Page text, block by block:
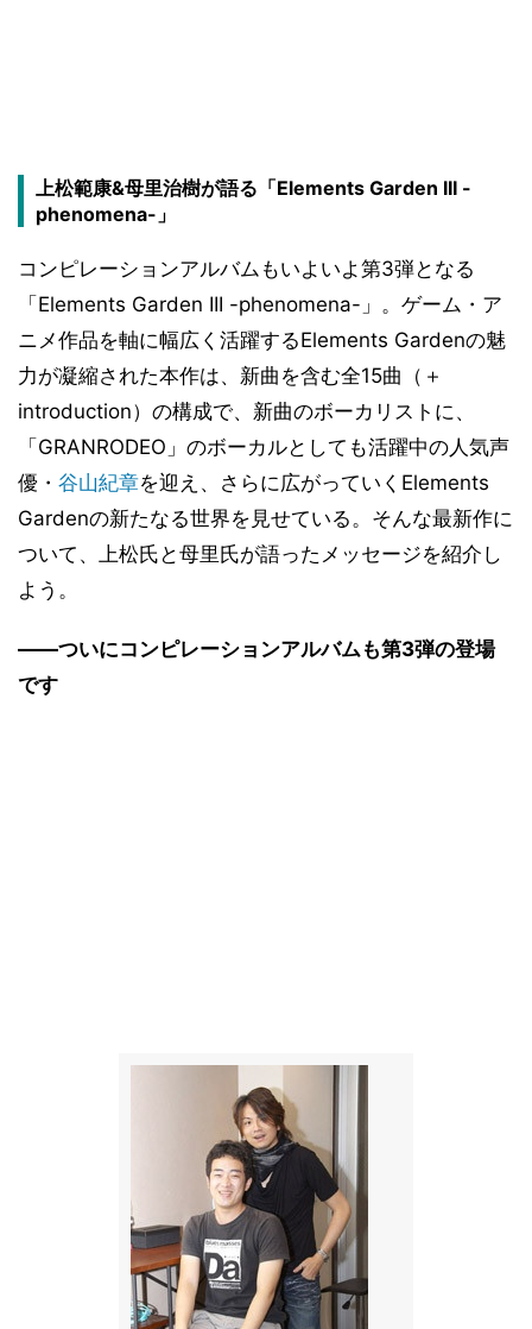
上松範康&母里治樹が語る「Elements Garden III -
phenomena-」
コンピレーションアルバムもいよいよ第3弾となる
「Elements Garden III -phenomena-」。ゲーム・ア
ニメ作品を軸に幅広く活躍するElements Gardenの魅
力が凝縮された本作は、新曲を含む全15曲（＋
introduction）の構成で、新曲のボーカリストに、
「GRANRODEO」のボーカルとしても活躍中の人気声
優・ 谷山紀章を迎え、さらに広がっていくElements
Gardenの新たなる世界を見せている。そんな最新作に
ついて、上松氏と母里氏が語ったメッセージを紹介し
よう。
――ついにコンピレーションアルバムも第3弾の登場
です